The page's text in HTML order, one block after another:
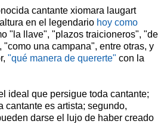
cantante xiomara laugart
en el legendario hoy como
"la llave", "plazos traicioneros", "de
"como una campana", entre otras, y
"qué manera de quererte" con la
ideal que persigue toda cantante;
cantante es artista; segundo,
darse el lujo de haber creado